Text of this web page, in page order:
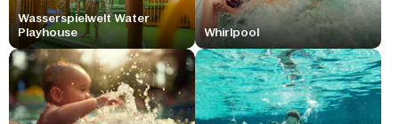
Wasserspielwelt Water
Playhouse
Whirlpool